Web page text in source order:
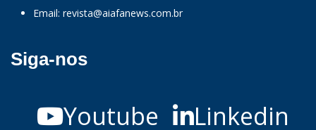
Email: revista@aiafanews.com.br
Siga-nos
Youtube
Linkedin